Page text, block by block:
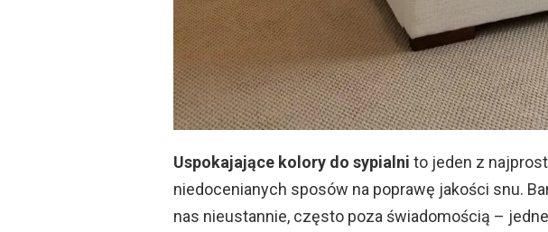
Uspokajające kolory do sypialni to jeden z
niedocenianych sposów na poprawę jakości snu.
nas nieustannie, często poza świadomością –